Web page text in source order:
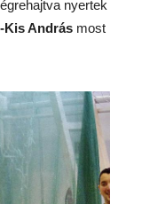
nyertek
Kis András most